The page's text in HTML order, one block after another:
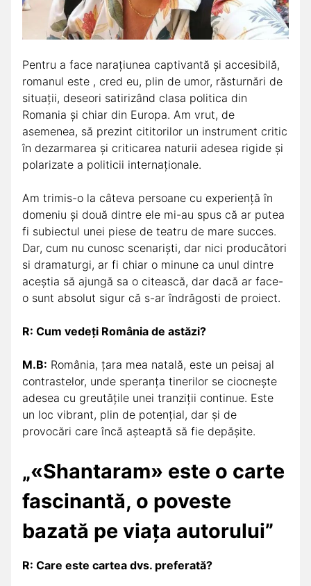
Pentru a face narațiunea captivantă și accesibilă,
romanul este , cred eu, plin de umor, răsturnări de
situații, deseori satirizând clasa politica din
Romania și chiar din Europa. Am vrut, de
asemenea, să prezint cititorilor un instrument critic
în dezarmarea și criticarea naturii adesea rigide și
polarizate a politicii internaționale.
Am trimis-o la câteva persoane cu experiență în
domeniu și două dintre ele mi-au spus că ar putea
fi subiectul unei piese de teatru de mare succes.
Dar, cum nu cunosc scenariști, dar nici producători
si dramaturgi, ar fi chiar o minune ca unul dintre
aceștia să ajungă sa o citească, dar dacă ar face-
o sunt absolut sigur că s-ar îndrăgosti de proiect.
R: Cum vedeți România de astăzi?
M.B: România, țara mea natală, este un peisaj al
contrastelor, unde speranța tinerilor se ciocnește
adesea cu greutățile unei tranziții continue. Este
un loc vibrant, plin de potențial, dar și de
provocări care încă așteaptă să fie depășite.
„«Shantaram» este o carte
fascinantă, o poveste
bazată pe viața autorului”
R: Care este cartea dvs. preferată?